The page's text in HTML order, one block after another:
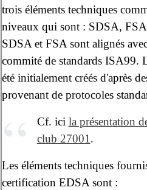
trois éléments techniques
niveaux qui sont : SDSA,
SDSA et FSA sont alignés
commité de standards ISA99.
été initialement créés d'après
provenant de protocoles
Cf. ici la présentation
club 27001.
Les éléments techniques
certification EDSA sont :